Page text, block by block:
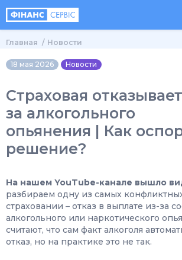
Главная Новости
18 мая 2026 Новости
Страховая
за алкогольного
опьянения | Как
решение?
На нашем YouTube-канале вышло
разбираем одну из самых
страховании – отказ в выплате из-за
алкогольного или наркотического
считают, что сам факт алкоголя
отказ, но на практике это не так.